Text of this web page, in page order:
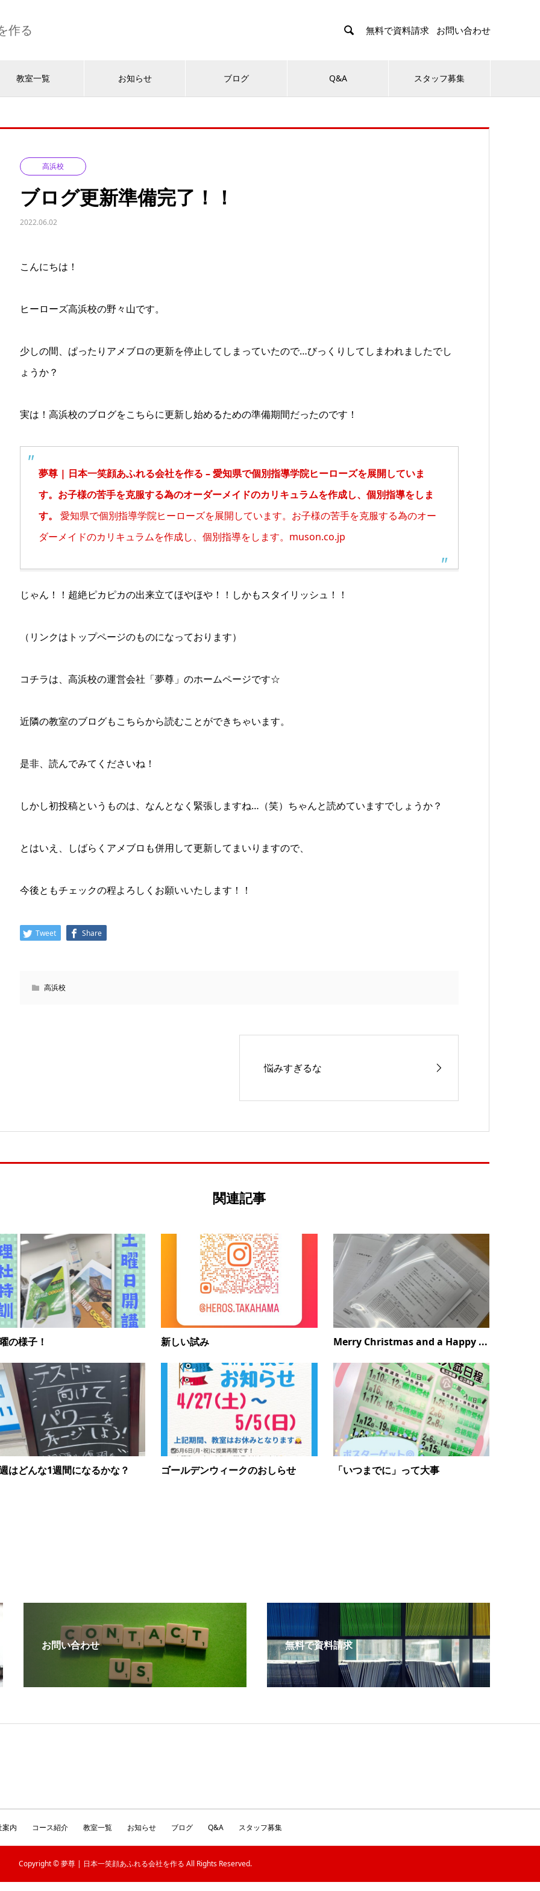
作る  無料で資料請求 お問い合わせ
教室一覧 お知らせ ブログ Q&A スタッフ募集
高浜校
ブログ更新準備完了！！
2022.06.02
こんにちは！
ヒーローズ高浜校の野々山です。
少しの間、ぱったりアメブロの更新を停止してしまっていたので…びっくりしてしまわれましたでし
ょうか？
実は！高浜校のブログをこちらに更新し始めるための準備期間だったのです！
夢尊 | 日本一笑顔あふれる会社を作る – 愛知県で個別指導学院ヒーローズを展開していま
す。お子様の苦手を克服する為のオーダーメイドのカリキュラムを作成し、個別指導をしま
す。 愛知県で個別指導学院ヒーローズを展開しています。お子様の苦手を克服する為のオー
ダーメイドのカリキュラムを作成し、個別指導をします。muson.co.jp
じゃん！！超絶ピカピカの出来立てほやほや！！しかもスタイリッシュ！！
（リンクはトップページのものになっております）
コチラは、高浜校の運営会社「夢尊」のホームページです☆
近隣の教室のブログもこちらから読むことができちゃいます。
是非、読んでみてくださいね！
しかし初投稿というものは、なんとなく緊張しますね…（笑）ちゃんと読めていますでしょうか？
とはいえ、しばらくアメブロも併用して更新してまいりますので、
今後ともチェックの程よろしくお願いいたします！！
Tweet Share
高浜校
悩みすぎるな
関連記事
の様子！ 新しい試み Merry Christmas and a Happy ...
はどんな1週間になるかな？ ゴールデンウィークのおしらせ 「いつまでに」って大事
お問い合わせ 無料で資料請求
案内 コース紹介 教室一覧 お知らせ ブログ Q&A スタッフ募集
Copyright © 夢尊 | 日本一笑顔あふれる会社を作る All Rights Reserved.